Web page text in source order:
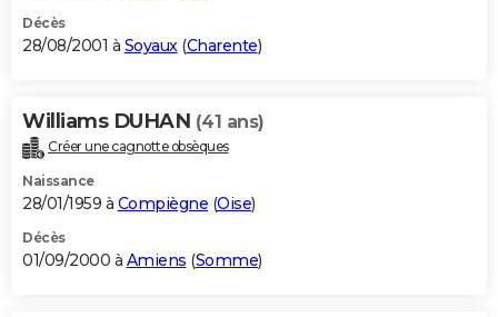
Décès
28/08/2001 à Soyaux(Charente)
Williams DUHAN (41 ans)
Créer une cagnotte obsèques
Naissance
28/01/1959 à Compiègne (Oise)
Décès
01/09/2000 à Amiens (Somme)